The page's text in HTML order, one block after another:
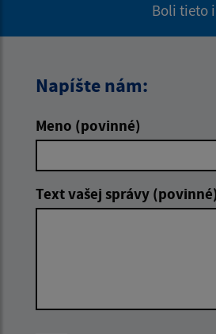
Boli tieto
Napíšte nám:
Meno (povinné)
Text vašej správy (povinné)